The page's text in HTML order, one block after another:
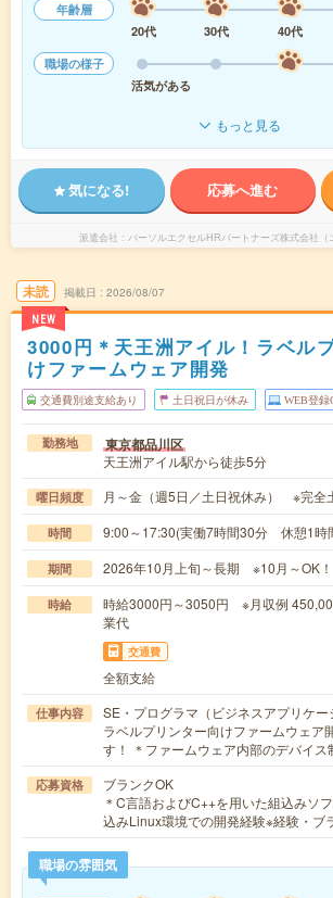
年齢層
20代
30代 40代
職場の様子
活気がある
もっと見る
気になる! 応募へ進む
派遣会社 パーソルエクセルHRパートナーズ株式会社（
未読
NEW
掲載日 2026/08/07
3000円＊天王洲アイル！ラベル
けファームウェア開発
交通費別途支給あり 土日祝日が休み WEB登録
勤務地 東京都品川区
天王洲アイル駅から徒歩5分
曜日頻度 月～金（週5日／土日祝休み） ※完全
時間 9:00～17:30(実働7時間30分 休憩1時
期間 2026年10月上旬～長期 ※10月～OK！
時給
時給3000円～3050円 ※月収例
業代
交通費
全額支給
仕事内容
SE・プログラマ（ビジネスアプリケー
ラベルプリンター向けファームウェア
す！ ＊ファームウェア内部のデバイ
応募資格
ブランクOK
＊C言語およびC++を用いた組込みソ
込みLinux環境での開発経験※経験・ブ
職場の雰囲気